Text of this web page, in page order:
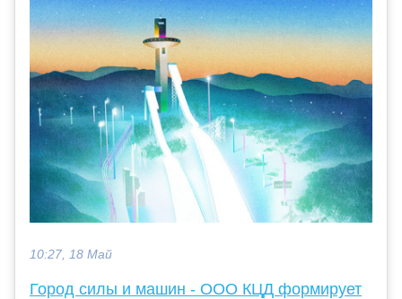
10:27, 18 Май
Город силы и машин - ООО КЦД формирует